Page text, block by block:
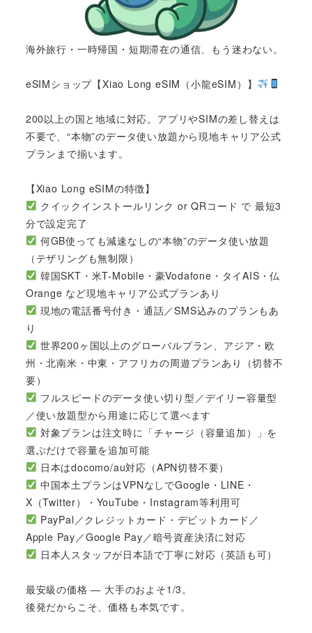
海外旅行・一時帰国・短期滞在の通信、もう迷わない。
eSIMショップ【Xiao Long eSIM（小龍eSIM）】
200以上の国と地域に対応。アプリやSIMの差し替えは
不要で、“本物”のデータ使い放題から現地キャリア公式
プランまで揃います。
【Xiao Long eSIMの特徴】
クイックインストールリンク or QRコード で 最短3
分で設定完了
何GB使っても減速なしの“本物”のデータ使い放題
（テザリングも無制限）
韓国SKT・米T-Mobile・豪Vodafone・タイAIS・仏
Orange など現地キャリア公式プランあり
現地の電話番号付き・通話／SMS込みのプランもあ
り
世界200ヶ国以上のグローバルプラン、アジア・欧
州・北南米・中東・アフリカの周遊プランあり（切替不
要）
フルスピードのデータ使い切り型／デイリー容量型
／使い放題型から用途に応じて選べます
対象プランは注文時に「チャージ（容量追加）」を
選ぶだけで容量を追加可能
日本はdocomo/au対応（APN切替不要）
中国本土プランはVPNなしでGoogle・LINE・
X（Twitter）・YouTube・Instagram等利用可
PayPal／クレジットカード・デビットカード／
Apple Pay／Google Pay／暗号資産決済に対応
日本人スタッフが日本語で丁寧に対応（英語も可）
最安級の価格 — 大手のおよそ1/3。
後発だからこそ、価格も本気です。